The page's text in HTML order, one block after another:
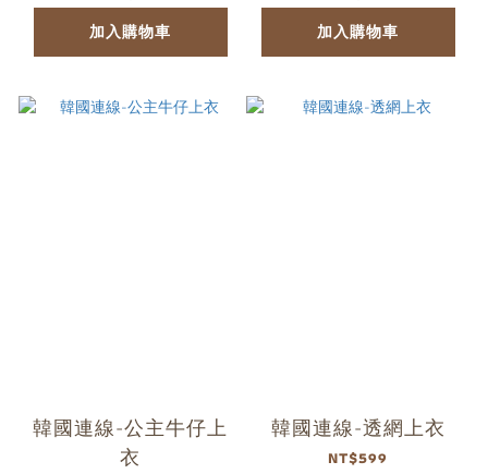
加入購物車 加入購物車
韓國連線-公主牛仔上
衣
韓國連線-透網上衣
NT$599